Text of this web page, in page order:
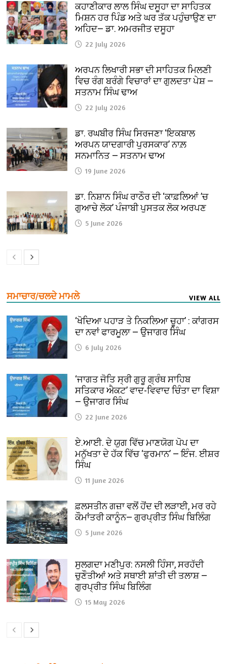
ਕਹਾਣੀਕਾਰ ਲਾਲ ਸਿੰਘ ਦਸੂਹਾ ਦਾ ਸਾਹਿਤਕ
ਮਿਸ਼ਨ ਹਰ ਪਿੰਡ ਅਤੇ ਘਰ ਤੱਕ ਪਹੁੰਚਾਉਣ ਦਾ
ਅਹਿਦ— ਡਾ. ਅਮਰਜੀਤ ਦਸੂਹਾ
22 July 2026
ਅਰਪਨ ਲਿਖਾਰੀ ਸਭਾ ਦੀ ਸਾਹਿਤਕ ਮਿਲਣੀ
ਵਿਚ ਰੰਗ ਬਰੰਗੇ ਵਿਚਾਰਾਂ ਦਾ ਗੁਲਦਤਾ ਪੇਸ਼ —
ਸਤਨਾਮ ਸਿੰਘ ਢਾਅ
22 July 2026
ਡਾ. ਰਘਬੀਰ ਸਿੰਘ ਸਿਰਜਣਾ ‘ਇਕਬਾਲ
ਅਰਪਨ ਯਾਦਗਾਰੀ ਪੁਰਸਕਾਰ’ ਨਾਲ਼
ਸਨਮਾਨਿਤ — ਸਤਨਾਮ ਢਾਅ
19 June 2026
ਡਾ. ਨਿਸ਼ਾਨ ਸਿੰਘ ਰਾਠੌਰ ਦੀ ‘ਕਾਫ਼ਲਿਆਂ ’ਚ
ਗੁਆਚੇ ਲੋਕ’ ਪੰਜਾਬੀ ਪੁਸਤਕ ਲੋਕ ਅਰਪਣ
5 June 2026
ਸਮਾਚਾਰ/ਚਲਦੇ ਮਾਮਲੇ VIEW ALL
‘ਖੋਦਿਆ ਪਹਾੜ ਤੇ ਨਿਕਲਿਆ ਚੂਹਾ’ : ਕਾਂਗਰਸ
ਦਾ ਨਵਾਂ ਫਾਰਮੂਲਾ — ਉਜਾਗਰ ਸਿੰਘ
6 July 2026
‘ਜਾਗਤ ਜੋਤਿ ਸ੍ਰੀ ਗੁਰੂ ਗ੍ਰੰਥ ਸਾਹਿਬ
ਸਤਿਕਾਰ ਐਕਟ’ ਵਾਦ-ਵਿਵਾਦ ਚਿੰਤਾ ਦਾ ਵਿਸ਼ਾ
— ਉਜਾਗਰ ਸਿੰਘ
22 June 2026
ਏ.ਆਈ. ਦੇ ਯੁਗ ਵਿੱਚ ਮਾਣਯੋਗ ਪੋਪ ਦਾ
ਮਨੁੱਖਤਾ ਦੇ ਹੱਕ ਵਿੱਚ ‘ਫੁਰਮਾਨ’ — ਇੰਜ. ਈਸ਼ਰ
ਸਿੰਘ
11 June 2026
ਫ਼ਲਸਤੀਨ ਗਜ਼ਾ ਵਲੋਂ ਹੋਂਦ ਦੀ ਲੜਾਈ, ਮਰ ਰਹੇ
ਕੌਮਾਂਤਰੀ ਕਾਨੂੰਨ— ਗੁਰਪ੍ਰੀਤ ਸਿੰਘ ਬਿਲਿੰਗ
5 June 2026
ਸੁਲਗਦਾ ਮਣੀਪੁਰ: ਨਸਲੀ ਹਿੰਸਾ, ਸਰਹੱਦੀ
ਚੁਣੌਤੀਆਂ ਅਤੇ ਸਥਾਈ ਸ਼ਾਂਤੀ ਦੀ ਤਲਾਸ਼ —
ਗੁਰਪ੍ਰੀਤ ਸਿੰਘ ਬਿਲਿੰਗ
15 May 2026